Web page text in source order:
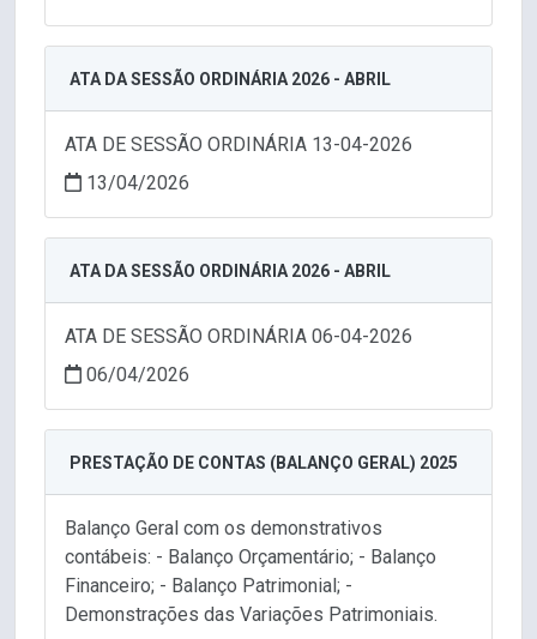
ATA DA SESSÃO ORDINÁRIA 2026 - ABRIL
ATA DE SESSÃO ORDINÁRIA 13-04-2026
13/04/2026
ATA DA SESSÃO ORDINÁRIA 2026 - ABRIL
ATA DE SESSÃO ORDINÁRIA 06-04-2026
06/04/2026
PRESTAÇÃO DE CONTAS (BALANÇO GERAL) 2025
Balanço Geral com os demonstrativos
contábeis: - Balanço Orçamentário; - Balanço
Financeiro; - Balanço Patrimonial; -
Demonstrações das Variações Patrimoniais.